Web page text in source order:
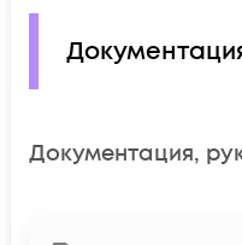
Документация,